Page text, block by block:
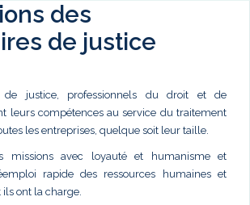
des
de justice
de justice, professionnels du droit et de
leurs compétences au service du traitement
les entreprises, quelque soit leur taille.
missions avec loyauté et humanisme et
rapide des ressources humaines et
ont la charge.